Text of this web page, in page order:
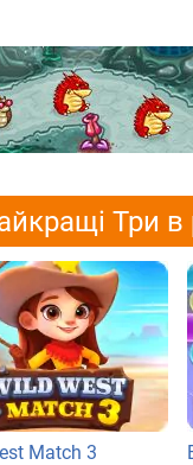
Три в
Match 3